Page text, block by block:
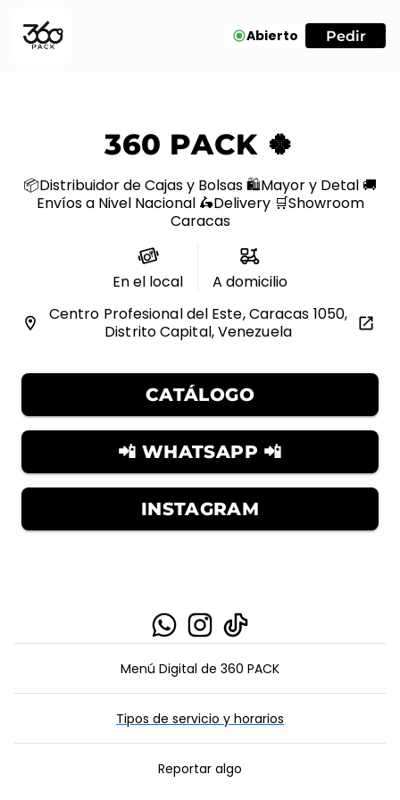
Abierto Pedir
360 PACK 🍀
📦Distribuidor de Cajas y Bolsas 🛍️Mayor y Detal 🚚
Envíos a Nivel Nacional 🛵Delivery 🛒Showroom
Caracas
En el local
A domicilio
Centro Profesional del Este, Caracas 1050,
Distrito Capital, Venezuela
CATÁLOGO
📲 WHATSAPP 📲
INSTAGRAM
IR AL ENLACE
IR AL ENLACEIR AL ENLACE
Menú Digital de 360 PACK
Tipos de servicio y horarios
Reportar algo